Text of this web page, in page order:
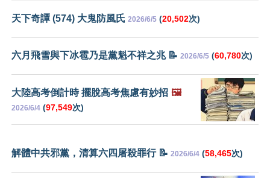
天下奇譚 (574) 大鬼防風氏 2026/6/5 (20,502次)
六月飛雪與下冰雹乃是黨魁不祥之兆 📝 2026/6/5 (60,780次)
大陸高考倒計時 擺脫高考焦慮有妙招 🖼️
2026/6/4 (97,549次)
解體中共邪黨，清算六四屠殺罪行 📝 2026/6/4 (58,465次)